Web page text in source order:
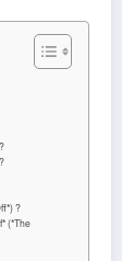
?
(*The